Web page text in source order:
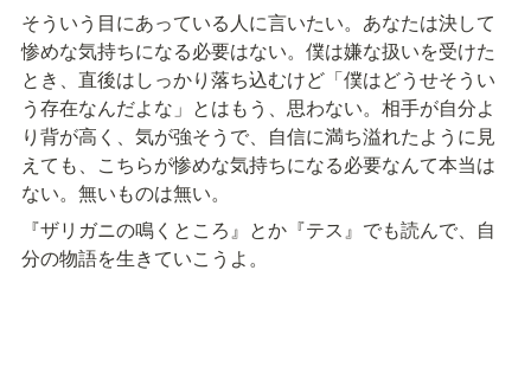
そういう目にあっている人に言いたい。あなたは決して
惨めな気持ちになる必要はない。僕は嫌な扱いを受けた
とき、直後はしっかり落ち込むけど「僕はどうせそうい
う存在なんだよな」とはもう、思わない。相手が自分よ
り背が高く、気が強そうで、自信に満ち溢れたように見
えても、こちらが惨めな気持ちになる必要なんて本当は
ない。無いものは無い。
『ザリガニの鳴くところ』とか『テス』でも読んで、自
分の物語を生きていこうよ。